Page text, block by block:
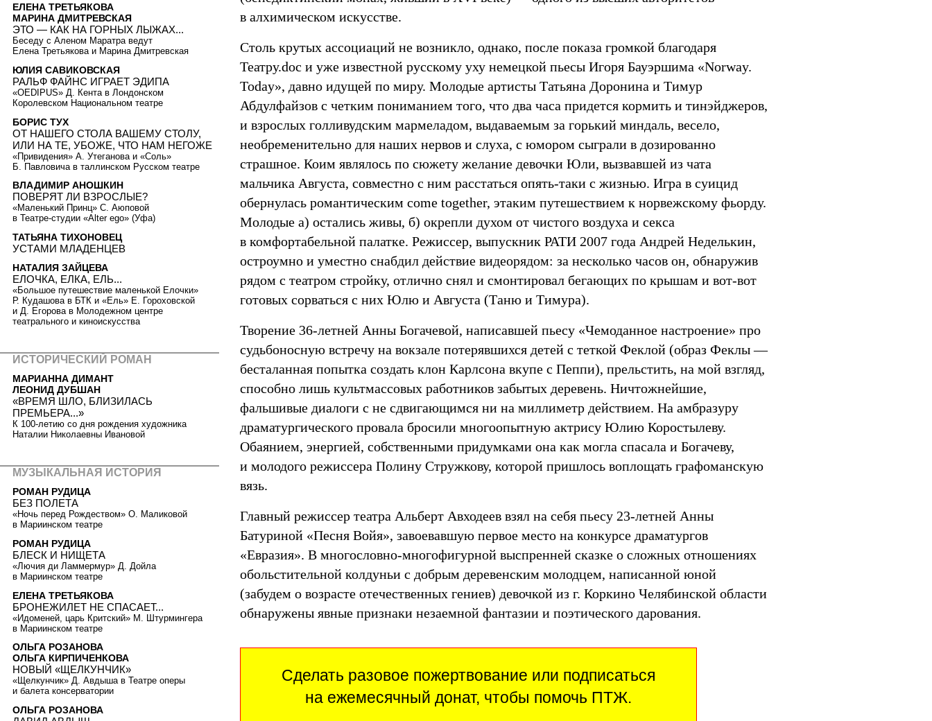
в алхимическом искусстве.
Столь крутых ассоциаций не возникло, однако, после показа громкой благодаря
Театру.doc и уже известной русскому уху немецкой пьесы Игоря Бауэршима «Norway.
Today», давно идущей по миру. Молодые артисты Татьяна Доронина и Тимур
Абдулфайзов с четким пониманием того, что два часа придется кормить и тинэйджеров,
и взрослых голливудским мармеладом, выдаваемым за горький миндаль, весело,
необременительно для наших нервов и слуха, с юмором сыграли в дозированно
страшное. Коим являлось по сюжету желание девочки Юли, вызвавшей из чата
мальчика Августа, совместно с ним расстаться опять-таки с жизнью. Игра в суицид
обернулась романтическим come together, этаким путешествием к норвежскому фьорду.
Молодые а) остались живы, б) окрепли духом от чистого воздуха и секса
в комфортабельной палатке. Режиссер, выпускник РАТИ 2007 года Андрей Неделькин,
остроумно и уместно снабдил действие видеорядом: за несколько часов он, обнаружив
рядом с театром стройку, отлично снял и смонтировал бегающих по крышам и вот-вот
готовых сорваться с них Юлю и Августа (Таню и Тимура).
Творение 36-летней Анны Богачевой, написавшей пьесу «Чемоданное настроение» про
судьбоносную встречу на вокзале потерявшихся детей с теткой Феклой (образ Феклы —
бесталанная попытка создать клон Карлсона вкупе с Пеппи), прельстить, на мой взгляд,
способно лишь культмассовых работников забытых деревень. Ничтожнейшие,
фальшивые диалоги с не сдвигающимся ни на миллиметр действием. На амбразуру
драматургического провала бросили многоопытную актрису Юлию Коростылеву.
Обаянием, энергией, собственными придумками она как могла спасала и Богачеву,
и молодого режиссера Полину Стружкову, которой пришлось воплощать графоманскую
вязь.
Главный режиссер театра Альберт Авходеев взял на себя пьесу 23-летней Анны
Батуриной «Песня Войя», завоевавшую первое место на конкурсе драматургов
«Евразия». В многословно-многофигурной выспренней сказке о сложных отношениях
обольстительной колдуньи с добрым деревенским молодцем, написанной юной
(забудем о возрасте отечественных гениев) девочкой из г. Коркино Челябинской области
обнаружены явные признаки незаемной фантазии и поэтического дарования.
Сделать разовое пожертвование или подписаться
на ежемесячный донат, чтобы помочь ПТЖ.
ЕЛЕНА ТРЕТЬЯКОВА
МАРИНА ДМИТРЕВСКАЯ
ЭТО — КАК НА ГОРНЫХ ЛЫЖАХ...
Беседу с Аленом Маратра ведут
Елена Третьякова и Марина Дмитревская
ЮЛИЯ САВИКОВСКАЯ
РАЛЬФ ФАЙНС ИГРАЕТ ЭДИПА
«OEDIPUS» Д. Кента в Лондонском
Королевском Национальном театре
БОРИС ТУХ
ОТ НАШЕГО СТОЛА ВАШЕМУ СТОЛУ,
ИЛИ НА ТЕ, УБОЖЕ, ЧТО НАМ НЕГОЖЕ
«Привидения» А. Утеганова и «Соль»
Б. Павловича в таллинском Русском театре
ВЛАДИМИР АНОШКИН
ПОВЕРЯТ ЛИ ВЗРОСЛЫЕ?
«Маленький Принц» С. Аюповой
в Театре-студии «Alter ego» (Уфа)
ТАТЬЯНА ТИХОНОВЕЦ
УСТАМИ МЛАДЕНЦЕВ
НАТАЛИЯ ЗАЙЦЕВА
ЕЛОЧКА, ЕЛКА, ЕЛЬ...
«Большое путешествие маленькой Елочки»
Р. Кудашова в БТК и «Ель» Е. Гороховской
и Д. Егорова в Молодежном центре
театрального и киноискусства
ИСТОРИЧЕСКИЙ РОМАН
МАРИАННА ДИМАНТ
ЛЕОНИД ДУБШАН
«ВРЕМЯ ШЛО, БЛИЗИЛАСЬ
ПРЕМЬЕРА...»
К 100-летию со дня рождения художника
Наталии Николаевны Ивановой
МУЗЫКАЛЬНАЯ ИСТОРИЯ
РОМАН РУДИЦА
БЕЗ ПОЛЕТА
«Ночь перед Рождеством» О. Маликовой
в Мариинском театре
РОМАН РУДИЦА
БЛЕСК И НИЩЕТА
«Лючия ди Ламмермур» Д. Дойла
в Мариинском театре
ЕЛЕНА ТРЕТЬЯКОВА
БРОНЕЖИЛЕТ НЕ СПАСАЕТ...
«Идоменей, царь Критский» М. Штурмингера
в Мариинском театре
ОЛЬГА РОЗАНОВА
ОЛЬГА КИРПИЧЕНКОВА
НОВЫЙ «ЩЕЛКУНЧИК»
«Щелкунчик» Д. Авдыша в Театре оперы
и балета консерватории
ОЛЬГА РОЗАНОВА